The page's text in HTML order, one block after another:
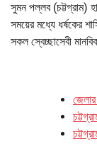
সুমন পল্লব (চট্টগ্রাম)
সময়ের মধ্যে ধর্ষকের
সকল স্বেচ্ছাসেবী